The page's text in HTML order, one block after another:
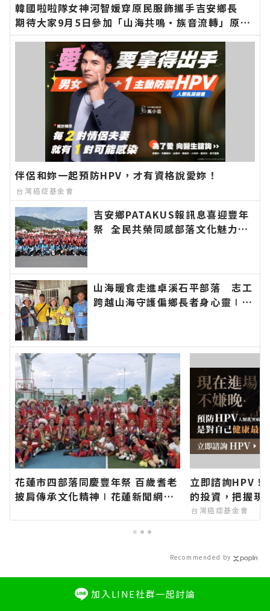
韓國啦啦隊女神河智媛穿原民服飾攜手吉安鄉長
期待大家9月5日參加「山海共鳴•族音流轉」原住
民族聯合豐年節∣花蓮新聞網官方網站各類新聞－
最快速的今日新聞報導 最新的在地資訊！
伴侶和妳一起預防HPV，才有資格說愛妳！
台灣癌症基金會
吉安鄉PATAKUS報訊息喜迎豐年
祭 全民共榮同感部落文化魅力∣
資訊！
山海暖食走進卓溪石平部落 志工
跨越山海守護偏鄉長者身心靈∣花
訊！
花蓮市四部落同慶豐年祭 百歲耆老
披肩傳承文化精神∣花蓮新聞網官
聞報導 最新的在地資訊！
立即諮詢HPV！
的投資，把握現
台灣癌症基金會
Recommended by
加入LINE社群一起討論